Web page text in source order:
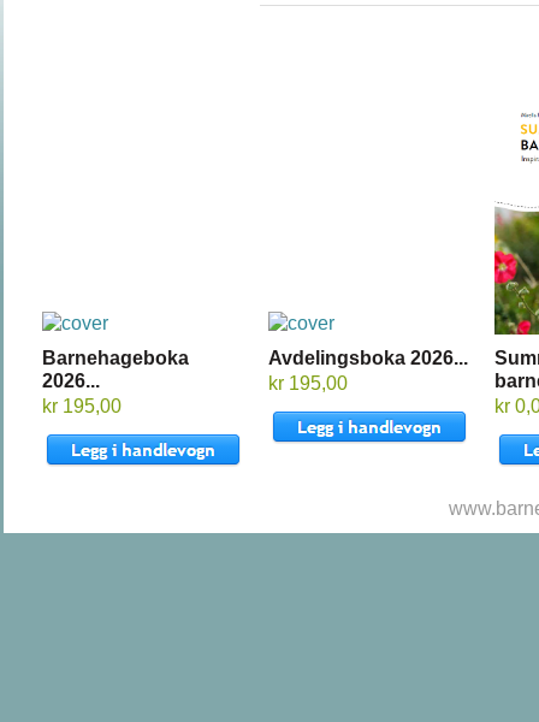
Barnehageboka
2026...
kr 195,00
Avdelingsboka 2026...
kr 195,00
kr